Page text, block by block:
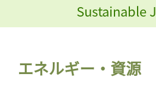
Sustainable
エネルギー・資源